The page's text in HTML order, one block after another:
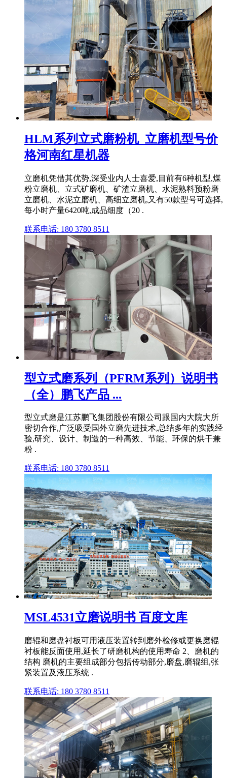
HLM系列立式磨粉机_立磨机型号价
格河南红星机器
立磨机凭借其优势,深受业内人士喜爱,目前有6种机型,煤
粉立磨机、立式矿磨机、矿渣立磨机、水泥熟料预粉磨
立磨机、水泥立磨机、高细立磨机,又有50款型号可选择,
每小时产量6420吨,成品细度（20 .
联系电话: 180 3780 8511
型立式磨系列（PFRM系列）说明书
（全）鹏飞产品 ...
型立式磨是江苏鹏飞集团股份有限公司跟国内大院大所
密切合作,广泛吸受国外立磨先进技术,总结多年的实践经
验,研究、设计、制造的一种高效、节能、环保的烘干兼
粉 .
联系电话: 180 3780 8511
MSL4531立磨说明书 百度文库
磨辊和磨盘衬板可用液压装置转到磨外检修或更换磨辊
衬板能反面使用,延长了研磨机构的使用寿命 2、磨机的
结构 磨机的主要组成部分包括传动部分,磨盘,磨辊组,张
紧装置及液压系统 .
联系电话: 180 3780 8511